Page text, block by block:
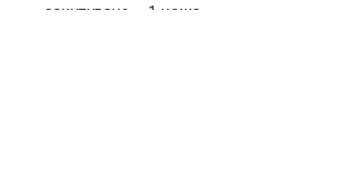
закупуване – 1 кожа